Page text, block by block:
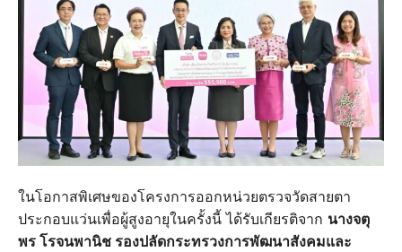
ในโอกาสพิเศษของโครงการออกหน่วยตรวจวัดสายตา
ประกอบแว่นเพื่อผู้สูงอายุในครั้งนี้ ได้รับเกียรติจาก นางจตุ
พร โรจนพานิช รองปลัดกระทรวงการพัฒนาสังคมและ